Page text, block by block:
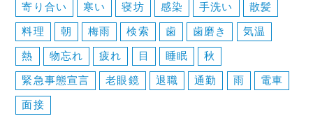
寄り合い
寒い 寝坊 感染 手洗い
散髪
料理
朝 梅雨 検索 歯 歯磨き
気温
熱
物忘れ 疲れ 目 睡眠
秋
緊急事態宣言
老眼鏡 退職 通勤 雨
電車
面接